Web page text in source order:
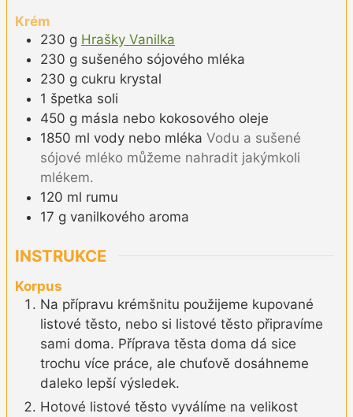
Krém
230 g Hrašky Vanilka
230 g sušeného sójového mléka
230 g cukru krystal
1 špetka soli
450 g másla nebo kokosového oleje
1850 ml vody nebo mléka Vodu a sušené
sójové mléko můžeme nahradit jakýmkoli
mlékem.
120 ml rumu
17 g vanilkového aroma
INSTRUKCE
Korpus
Na přípravu krémšnitu použijeme kupované
listové těsto, nebo si listové těsto připravíme
sami doma. Příprava těsta doma dá sice
trochu více práce, ale chuťově dosáhneme
daleko lepší výsledek.
Hotové listové těsto vyválíme na velikost